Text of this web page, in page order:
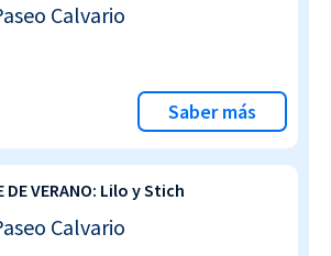
Calvario
Saber más
DE VERANO: Lilo y Stich
Calvario